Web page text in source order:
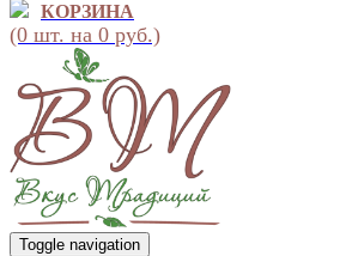
КОРЗИНА
(0 шт. на 0 руб.)
Toggle navigation